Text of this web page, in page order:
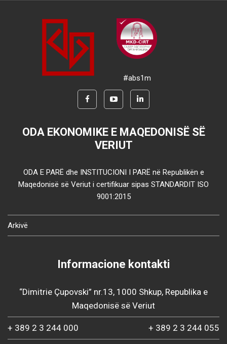
#abs1m
ODA EKONOMIKE E MAQEDONISË SË
VERIUT
ODA E PARË dhe INSTITUCIONI I PARË në Republikën e
Maqedonisë së Veriut i certifikuar sipas STANDARDIT ISO
9001:2015
Arkivë
Informacione kontakti
“Dimitrie Çupovski” nr.13, 1000 Shkup, Republika e
Maqedonisë së Veriut
+ 389 2 3 244 000 + 389 2 3 244 055